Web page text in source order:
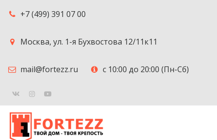
+7 (499) 391 07 00
Москва, ул. 1-я Бухвостова 12/11к11
mail@fortezz.ru с 10:00 до 20:00 (Пн-Сб)